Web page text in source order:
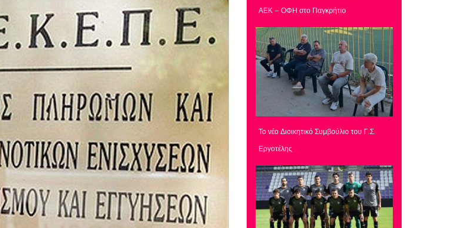
ΑΕΚ – ΟΦΗ στο Παγκρήτιο
Το νέο Διοικητικό Συμβούλιο του Γ.Σ.
Εργοτέλης